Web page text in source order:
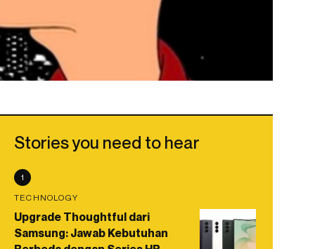
Stories you need to hear
1
TECHNOLOGY
Upgrade Thoughtful dari
Samsung: Jawab Kebutuhan